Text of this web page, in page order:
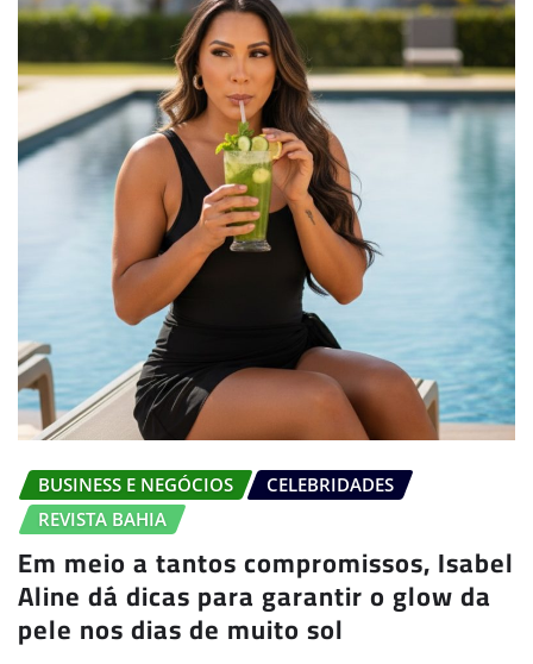
BUSINESS E NEGÓCIOS
CELEBRIDADES
REVISTA BAHIA
Em meio a tantos compromissos, Isabel
Aline dá dicas para garantir o glow da
pele nos dias de muito sol